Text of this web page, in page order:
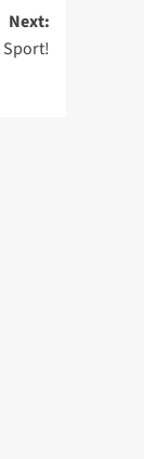
Next:
Sport!